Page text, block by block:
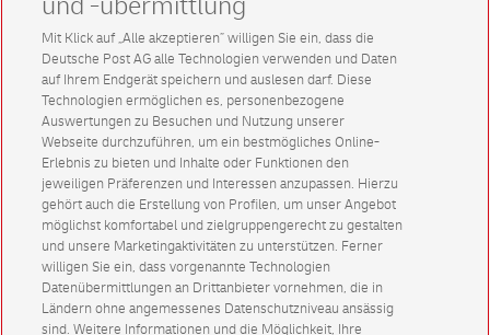
Mit Klick auf „Alle akzeptieren” willigen Sie ein, dass die
Deutsche Post AG alle Technologien verwenden und Daten
auf Ihrem Endgerät speichern und auslesen darf. Diese
Technologien ermöglichen es, personenbezogene
Auswertungen zu Besuchen und Nutzung unserer
Webseite durchzuführen, um ein bestmögliches Online-
Erlebnis zu bieten und Inhalte oder Funktionen den
jeweiligen Präferenzen und Interessen anzupassen. Hierzu
gehört auch die Erstellung von Profilen, um unser Angebot
möglichst komfortabel und zielgruppengerecht zu gestalten
und unsere Marketingaktivitäten zu unterstützen. Ferner
willigen Sie ein, dass vorgenannte Technologien
Datenübermittlungen an Drittanbieter vornehmen, die in
Ländern ohne angemessenes Datenschutzniveau ansässig
sind. Weitere Informationen und die Möglichkeit, Ihre